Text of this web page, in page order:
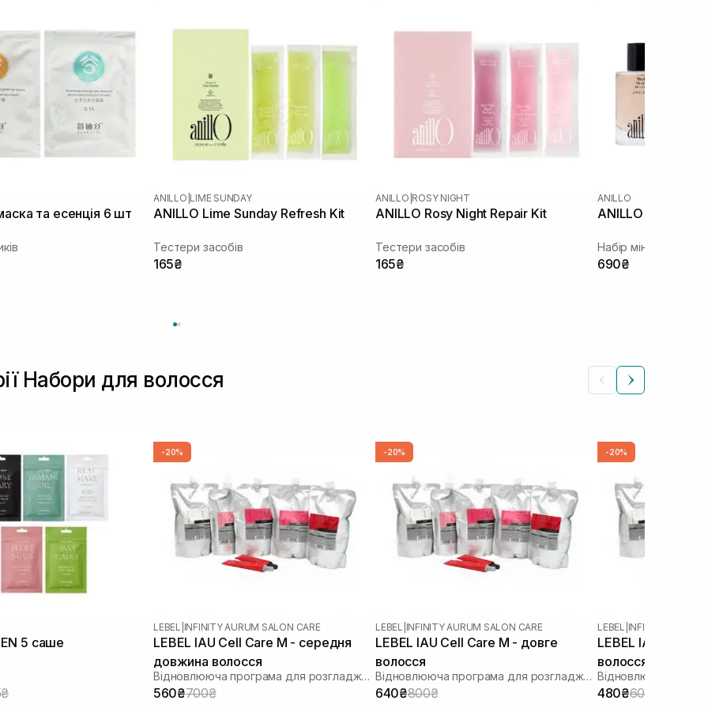
та есенція 6 шт
ANILLO LIME SUNDAY
ANILLO Lime Sunday Refresh Kit
Тестери засобів
165₴
ANILLO ROSY NIGHT
ANILLO Rosy Night Repair Kit
Тестери засобів
165₴
ANILLO
ANILLO Hair
Набір мініатюр
690₴
Набори для волосся
5 саше
-20%
LEBEL INFINITY AURUM SALON CARE
LEBEL IAU Cell Care М - середня
довжина волосся
Відновлююча програма для розгладження пористого волосся «Щастя для волосся»
560₴700₴
-20%
LEBEL INFINITY AURUM SALON CARE
LEBEL IAU Cell Care M - довге
волосся
Відновлююча програма для розгладження пористого волосся «Щастя для волосся»
640₴800₴
-20%
LEBEL INFINITY AURUM
LEBEL IAU Cell
волосся
480₴600₴